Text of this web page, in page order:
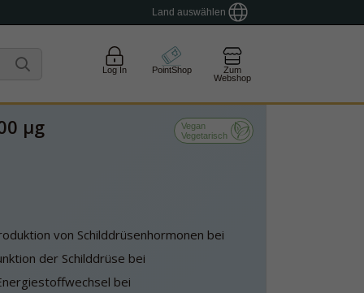
Land auswählen
Log In PointShop
Zum
Webshop
µg
Vegan
Vegetarisch
von Schilddrüsenhormonen bei
der Schilddrüse bei
bei